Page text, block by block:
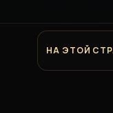
НА ЭТОЙ